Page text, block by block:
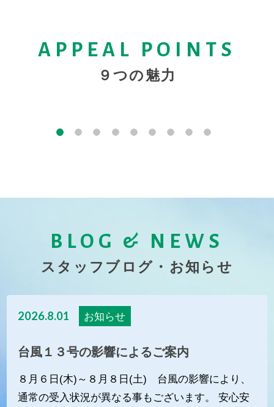
APPEAL POINTS
９つの魅力
Omotenashi
指しる接客
Location
高の
ロケ
Rooms
イプ
をご
Breakfast
でお
楽し
Bath room
客室も
Wi-Fi
とが
Monorail view
屋に をお
楽し
Banquet
ご気
軽に
Laundry
完備
Omotenashi
指しる接客
Location
高の
ロケ
BLOG & NEWS
スタッフブログ・お知らせ
2026.8.01 お知らせ
台風１３号の影響によるご案内
８月６日(木)～８月８日(土) 台風の影響により、
通常の受入状況が異なる事もございます。 安心安